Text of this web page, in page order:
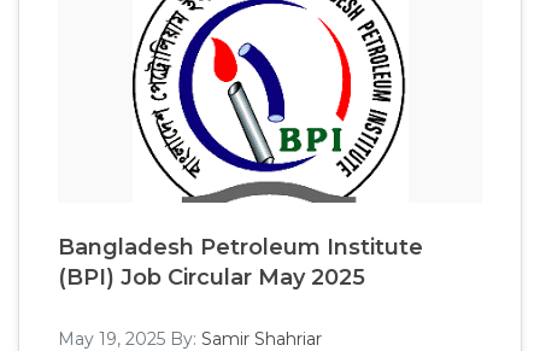
Bangladesh Petroleum Institute
(BPI) Job Circular May 2025
May 19, 2025 By: Samir Shahriar